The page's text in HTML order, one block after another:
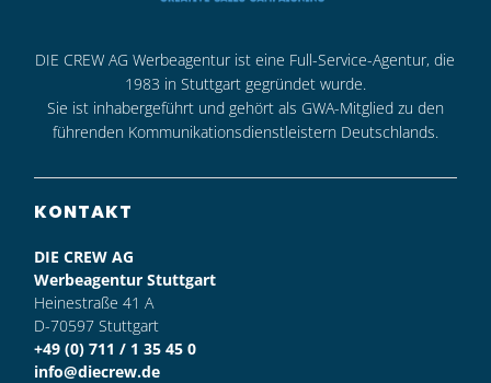
DIE CREW AG Werbeagentur ist eine Full-Service-Agentur, die
1983 in Stuttgart gegründet wurde.
Sie ist inhabergeführt und gehört als GWA-Mitglied zu den
führenden Kommunikationsdienstleistern Deutschlands.
KONTAKT
DIE CREW AG
Werbeagentur Stuttgart
Heinestraße 41 A
D-70597 Stuttgart
+49 (0) 711 / 1 35 45 0
info@diecrew.de